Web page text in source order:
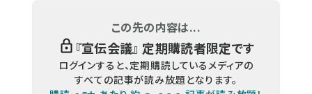
この先の内容は...
『宣伝会議』 定期購読者限定です
ログインすると、定期購読しているメディアの
すべての記事が読み放題となります。